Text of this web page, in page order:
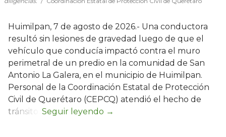
Huimilpan, 7 de agosto de 2026.- Una conductora
resultó sin lesiones de gravedad luego de que el
vehículo que conducía impactó contra el muro
perimetral de un predio en la comunidad de San
Antonio La Galera, en el municipio de Huimilpan.
Personal de la Coordinación Estatal de Protección
Civil de Querétaro (CEPCQ) atendió el hecho de
tránsito.